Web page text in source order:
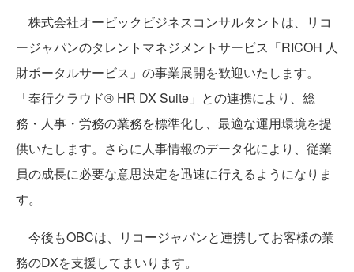
株式会社オービックビジネスコンサルタントは、リコ
ージャパンのタレントマネジメントサービス「RICOH 人
財ポータルサービス」の事業展開を歓迎いたします。
「奉行クラウド® HR DX Suite」との連携により、総
務・人事・労務の業務を標準化し、最適な運用環境を提
供いたします。さらに人事情報のデータ化により、従業
員の成長に必要な意思決定を迅速に行えるようになりま
す。
今後もOBCは、リコージャパンと連携してお客様の業
務のDXを支援してまいります。